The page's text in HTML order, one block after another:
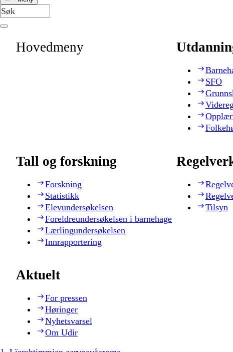
Hovedmeny
SFO
Tall og forskning
Forskning
Statistikk
Elevundersøkelsen
Foreldreundersøkelsen i barnehage
Lærlingundersøkelsen
Innrapportering
Tilsyn
Aktuelt
For pressen
Høringer
Nyhetsvarsel
Om Udir